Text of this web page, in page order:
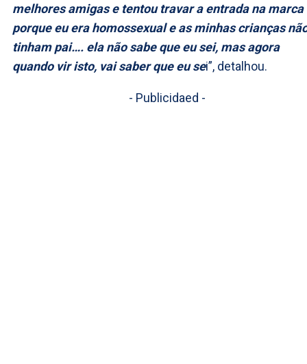
melhores amigas e tentou travar a entrada na marca
porque eu era homossexual e as minhas crianças
tinham pai…. ela não sabe que eu sei, mas agora
quando vir isto, vai saber que eu sei”, detalhou.
- Publicidaed -